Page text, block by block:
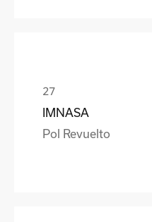
IMNASA
Pol Revuelto